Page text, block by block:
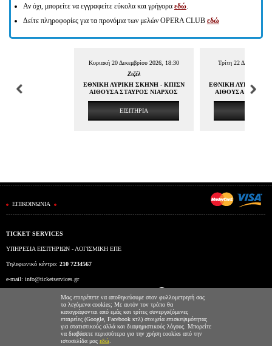
Αν όχι, μπορείτε να εγγραφείτε εύκολα και γρήγορα εδώ.
Δείτε πληροφορίες για τα προνόμια των μελών OPERA CLUB εδώ
Κυριακή 20 Δεκεμβρίου 2026, 18:30
Ζιζέλ
ΕΘΝΙΚΗ ΛΥΡΙΚΗ ΣΚΗΝΗ - ΚΠΙΣΝ
ΑΙΘΟΥΣΑ ΣΤΑΥΡΟΣ ΝΙΑΡΧΟΣ
ΕΙΣΙΤΗΡΙΑ
Τρίτη 22
ΕΘΝΙΚΗ ΛΥΡΙΚΗ
ΑΙΘΟΥΣΑ
ΕΠΙΚΟΙΝΩΝΙΑ
TICKET SERVICES
ΥΠΗΡΕΣΙΑ ΕΙΣΙΤΗΡΙΩΝ - ΛΟΓΙΣΜΙΚΗ ΕΠΕ
Τηλεφωνικό κέντρο: 210 7234567
e-mail: info@ticketservices.gr
Εκδοτήριο: Πανεπιστημίου 39 (Στοά Πεσμαζόγλου), Αθήνα
Ώρες λειτουργίας εκδοτηρίου: Δευ-Παρ: 9πμ-5μμ
Μας επιτρέπετε να αποθηκεύουμε στον φυλλομετρητή σας
τα λεγόμενα cookies; Με αυτόν τον τρόπο θα
καταγράφονται από εμάς και τρίτες συνεργαζόμενες
εταιρείες (Google, Facebook κτλ) στοιχεία επισκεψιμότητας
για στατιστικούς αλλά και διαφημιστικούς λόγους. Μπορείτε
να διαβάσετε περισσότερα για την χρήση cookies από την
ιστοσελίδα μας εδώ